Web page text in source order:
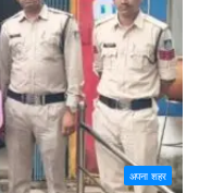
अपना शहर